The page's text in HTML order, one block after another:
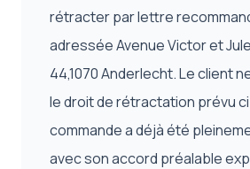
rétracter par lettre
adressée Avenue Victor et
44,1070 Anderlecht. Le client
le droit de rétractation prévu
commande a déjà été
avec son accord préalable